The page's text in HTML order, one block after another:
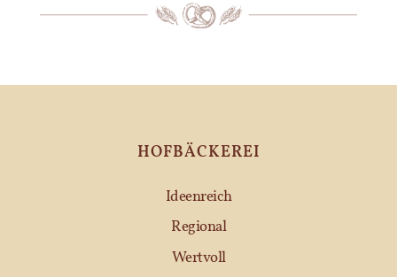
HOFBÄCKEREI
Ideenreich
Regional
Wertvoll